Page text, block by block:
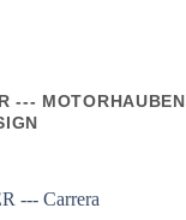
--- MOTORHAUBEN